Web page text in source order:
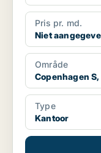
Pris pr. md.
Niet
Område
Copenhagen
Type
Kantoor